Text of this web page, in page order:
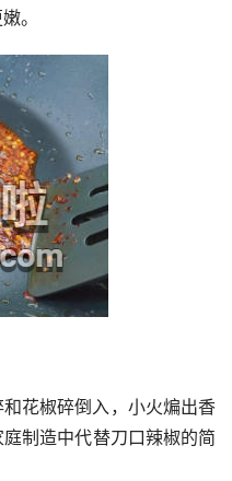
。
花椒碎倒入，小火煸出香
制造中代替刀口辣椒的简